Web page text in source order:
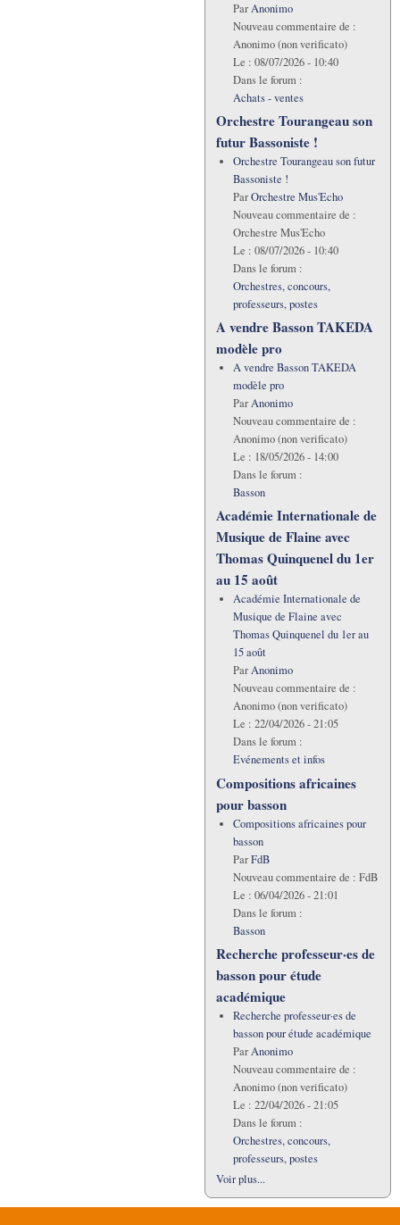
ParAnonimo
Nouveau commentaire de :
Anonimo (non verificato)
Le : 08/07/2026 - 10:40
Dans le forum :
Achats - ventes
Orchestre Tourangeau son
futur Bassoniste !
Orchestre Tourangeau son futur
Bassoniste !
ParOrchestre Mus'Echo
Nouveau commentaire de :
Orchestre Mus'Echo
Le : 08/07/2026 - 10:40
Dans le forum :
Orchestres, concours,
professeurs, postes
A vendre Basson TAKEDA
modèle pro
A vendre Basson TAKEDA
modèle pro
ParAnonimo
Nouveau commentaire de :
Anonimo (non verificato)
Le : 18/05/2026 - 14:00
Dans le forum :
Basson
Académie Internationale de
Musique de Flaine avec
Thomas Quinquenel du 1er
au 15 août
Académie Internationale de
Musique de Flaine avec
Thomas Quinquenel du 1er au
15 août
ParAnonimo
Nouveau commentaire de :
Anonimo (non verificato)
Le : 22/04/2026 - 21:05
Dans le forum :
Evénements et infos
Compositions africaines
pour basson
Compositions africaines pour
basson
ParFdB
Nouveau commentaire de : FdB
Le : 06/04/2026 - 21:01
Dans le forum :
Basson
Recherche professeur·es de
basson pour étude
académique
Recherche professeur·es de
basson pour étude académique
ParAnonimo
Nouveau commentaire de :
Anonimo (non verificato)
Le : 22/04/2026 - 21:05
Dans le forum :
Orchestres, concours,
professeurs, postes
Voir plus...